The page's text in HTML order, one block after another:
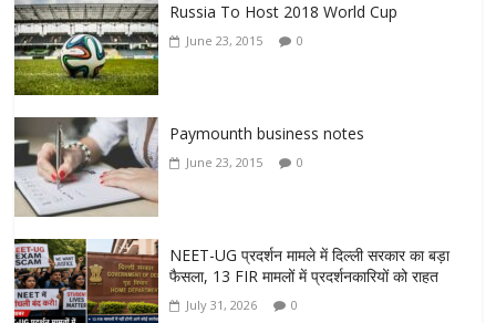
Russia To Host 2018 World Cup
June 23, 2015 0
Paymounth business notes
June 23, 2015 0
NEET-UG प्रदर्शन मामले में दिल्ली सरकार का बड़ा
फैसला, 13 FIR मामलों में प्रदर्शनकारियों को राहत
July 31, 2026 0